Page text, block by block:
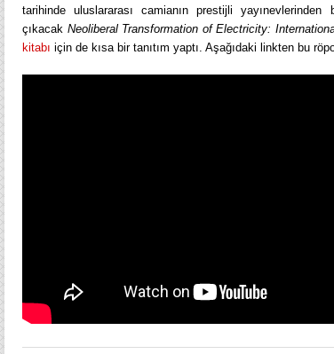
tarihinde uluslararası camianın prestijli
çıkacak Neoliberal Transformation of Electricity:
kitabı için de kısa bir tanıtım yaptı. Aşağıdaki linkten bu